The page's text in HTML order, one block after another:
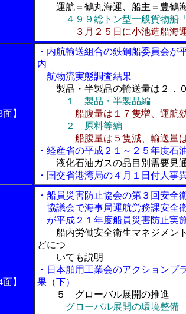
運航＝鶴丸海運、船主＝豊鶴
４９９総トン型一般貨物船
３月２５日に小池造船海
】
・内航輸送組合の鉄鋼船委員会が
内
航物流実態調査結果
製品・半製品の輸送量は２．
１ 製品・半製品編
船腹量は１７隻増、運航
２ 原料等編
船腹量は５隻減、輸送量
・経産省の平成２１～２５年度石
液化石油ガスの品目別需要見
・国交省港湾局の４月１日付人事
】
・船員災害防止協会の第３回安全
協議会で海事局運航労務課安全
が平成２１年度船員災害防止実
船内労働安全衛生マネジメン
どにつ
いても説明
・日本舶用工業会のアクションプ
果（下）
５ グローバル展開の推進
グローバル展開の環境整備